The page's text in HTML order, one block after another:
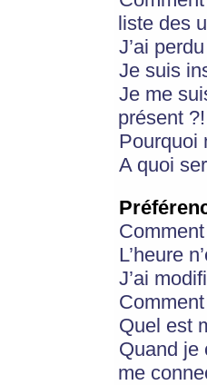
liste des
J’ai
Je suis
Je me
présent ?!
Pourquoi
A quoi
L’heure
J’ai
Quel est
Quand je
me